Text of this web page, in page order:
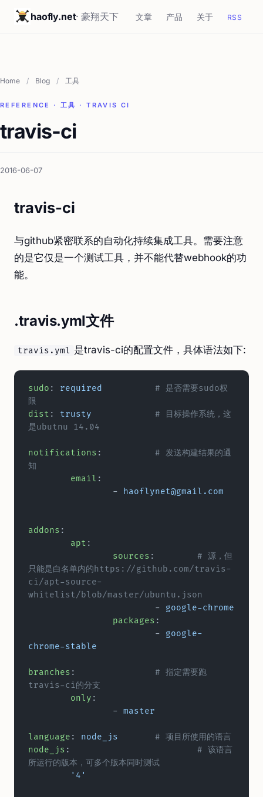
haofly.net· 豪翔天下 文章 产品 关于 RSS
Home / Blog / 工具
REFERENCE · 工具 · TRAVIS CI
travis-ci
2016-06-07
travis-ci
与github紧密联系的自动化持续集成工具。需要注意
的是它仅是一个测试工具，并不能代替webhook的功
能。
.travis.yml文件
travis.yml 是travis-ci的配置文件，具体语法如下:
sudo : required
限
dist : trusty
是ubutnu 14.04
notifications
# 发送构建结果的通
知
	email
:
		-
haoflynet@gmail.com
addons :
	apt
:
		sources
# 源，但
只能是白名单内的https://github.com/travis-
ci/apt-source-
whitelist/blob/master/ubuntu.json
			-
google-chrome
		packages
:
			-
google-
chrome-stable
branches
# 指定需要跑
travis-ci的分支
	only
:
		-
master
language : node_js
	# 项目所使用的语言
node_js
# 该语言
所运行的版本，可多个版本同时测试
	'4'